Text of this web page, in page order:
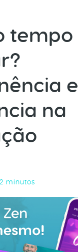
tempo
e
na
2 minutos